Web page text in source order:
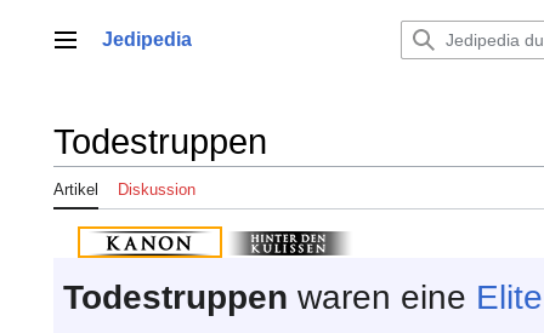
springenHauptmenü
Jedipedia
Todestruppen
Artikel Diskussion
Todestruppen waren eine